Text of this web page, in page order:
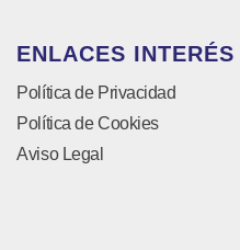
ENLACES INTERÉS
Política de Privacidad
Política de Cookies
Aviso Legal